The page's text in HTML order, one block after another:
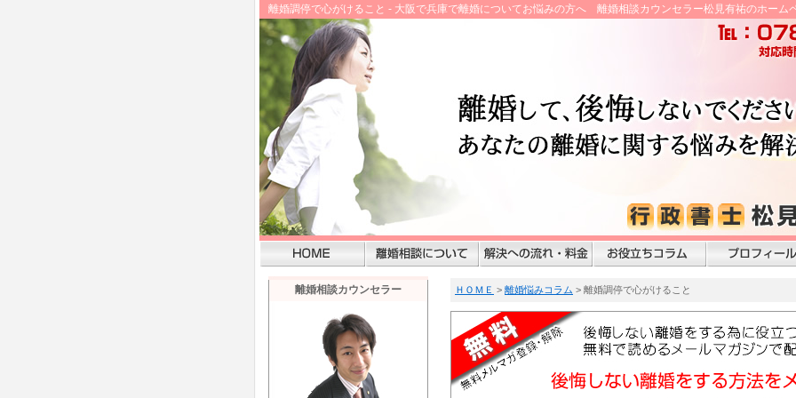
離婚調停で心がけること - 大阪で兵庫で離婚についてお悩みの方へ 離婚相談カウンセラー松見有祐のホーム
ＨＯＭＥ > 離婚悩みコラム > 離婚調停で心がけること
離婚相談カウンセラー